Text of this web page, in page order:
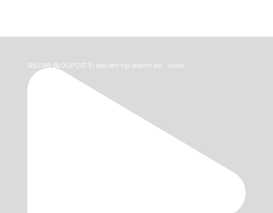
NIEUWE BLOGPOST Er was een tijd waarin we… eikels